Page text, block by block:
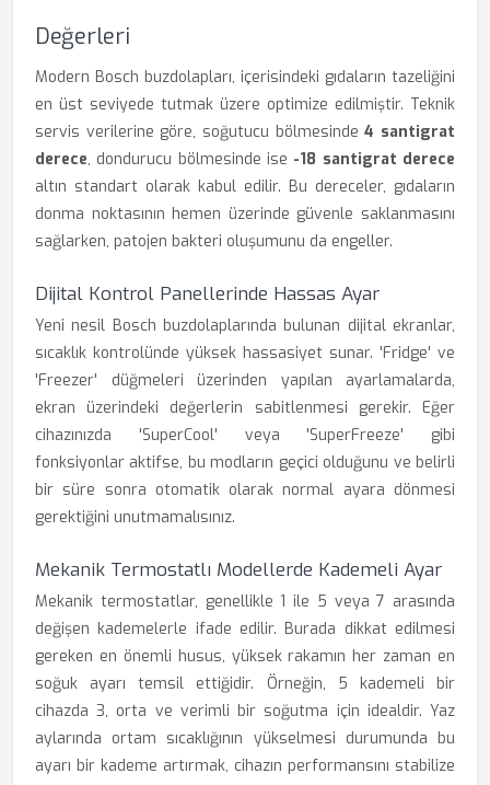
Değerleri
Modern Bosch buzdolapları, içerisindeki gıdaların tazeliğini
en üst seviyede tutmak üzere optimize edilmiştir. Teknik
servis verilerine göre, soğutucu bölmesinde4 santigrat
derece, dondurucu bölmesinde ise -18 santigrat derece
altın standart olarak kabul edilir. Bu dereceler, gıdaların
donma noktasının hemen üzerinde güvenle saklanmasını
sağlarken, patojen bakteri oluşumunu da engeller.
Dijital Kontrol Panellerinde Hassas Ayar
Yeni nesil Bosch buzdolaplarında bulunan dijital ekranlar,
sıcaklık kontrolünde yüksek hassasiyet sunar. 'Fridge' ve
'Freezer' düğmeleri üzerinden yapılan ayarlamalarda,
ekran üzerindeki değerlerin sabitlenmesi gerekir. Eğer
cihazınızda 'SuperCool' veya 'SuperFreeze' gibi
fonksiyonlar aktifse, bu modların geçici olduğunu ve belirli
bir süre sonra otomatik olarak normal ayara dönmesi
gerektiğini unutmamalısınız.
Mekanik Termostatlı Modellerde Kademeli Ayar
Mekanik termostatlar, genellikle 1 ile 5 veya 7 arasında
değişen kademelerle ifade edilir. Burada dikkat edilmesi
gereken en önemli husus, yüksek rakamın her zaman en
soğuk ayarı temsil ettiğidir. Örneğin, 5 kademeli bir
cihazda 3, orta ve verimli bir soğutma için idealdir. Yaz
aylarında ortam sıcaklığının yükselmesi durumunda bu
ayarı bir kademe artırmak, cihazın performansını stabilize